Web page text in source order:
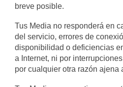
breve posible.
Tus Media no responderá en
del servicio, errores de
disponibilidad o deficiencias
a Internet, ni por
por cualquier otra razón ajena